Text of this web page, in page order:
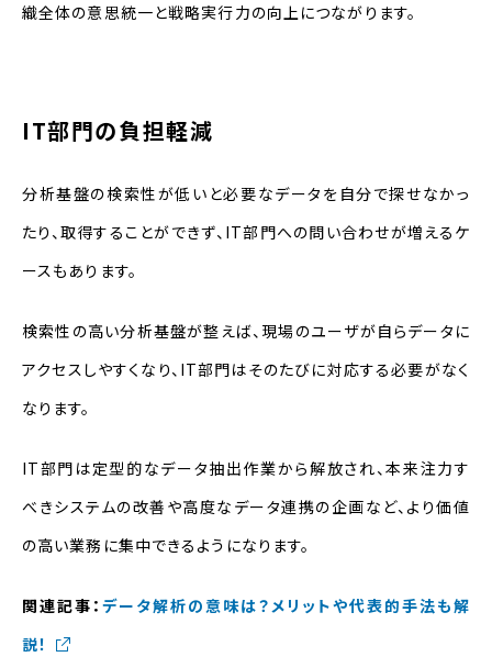
織全体の意思統一と戦略実行力の向上につながります。
IT部門の負担軽減
分析基盤の検索性が低いと必要なデータを自分で探せなかっ
たり、取得することができず、IT部門への問い合わせが増えるケ
ースもあります。
検索性の高い分析基盤が整えば、現場のユーザが自らデータに
アクセスしやすくなり、IT部門はそのたびに対応する必要がなく
なります。
IT部門は定型的なデータ抽出作業から解放され、本来注力す
べきシステムの改善や高度なデータ連携の企画など、より価値
の高い業務に集中できるようになります。
関連記事： データ解析の意味は？メリットや代表的手法も解
説！